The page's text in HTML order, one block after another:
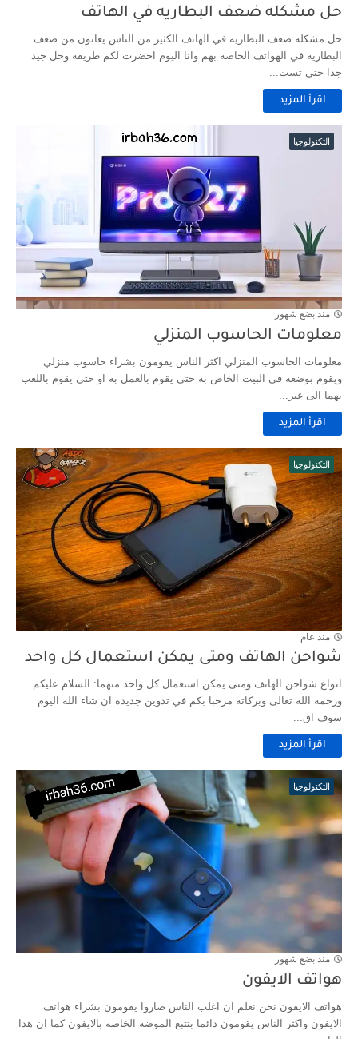
حل مشكله ضعف البطاريه في الهاتف
حل مشكله ضعف البطاريه في الهاتف الكثير من الناس يعانون من ضعف
البطاريه في الهواتف الخاصه بهم وانا اليوم احضرت لكم طريقه وحل جيد
جدا حتى تست...
اقرأ المزيد
التكنولوجيا
منذ بضع شهور
معلومات الحاسوب المنزلي
معلومات الحاسوب المنزلي اكثر الناس يقومون بشراء حاسوب منزلي
ويقوم بوضعه في البيت الخاص به حتى يقوم بالعمل به او حتى يقوم باللعب
بهما الى غير...
اقرأ المزيد
التكنولوجيا
منذ عام
شواحن الهاتف ومتى يمكن استعمال كل واحد
انواع شواحن الهاتف ومتى يمكن استعمال كل واحد منهما: السلام عليكم
ورحمه الله تعالى وبركاته مرحبا بكم في تدوين جديده ان شاء الله اليوم
سوف اق...
اقرأ المزيد
التكنولوجيا
منذ بضع شهور
هواتف الايفون
هواتف الايفون نحن نعلم ان اغلب الناس صاروا يقومون بشراء هواتف
الايفون واكثر الناس يقومون دائما بتتبع الموضه الخاصه بالايفون كما ان هذا